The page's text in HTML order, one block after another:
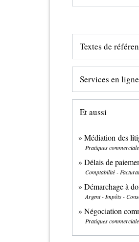
Textes de
Services en
Et aussi
Médiation des
Pratiques
Délais de
Comptabilité -
Démarchage à
Argent - Impôts -
Négociation
Pratiques